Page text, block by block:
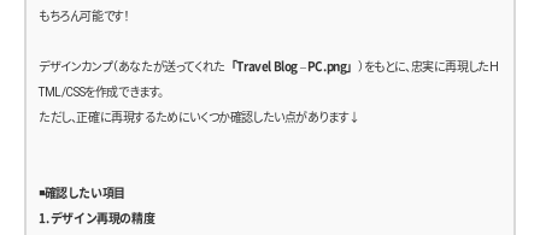
もちろん可能です！
デザインカンプ（あなたが送ってくれた 「Travel Blog – PC.png」 ）をもとに、忠実に再現したH
TML/CSSを作成できます。
ただし、正確に再現するためにいくつか確認したい点があります↓
◾️確認したい項目
1. デザイン再現の精度